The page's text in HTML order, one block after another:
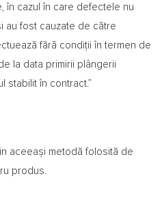
în cazul în care defectele nu
au fost cauzate de către
fără condiții în termen de
la data primirii plângerii
stabilit în contract.”
aceeași metodă folosită de
produs.